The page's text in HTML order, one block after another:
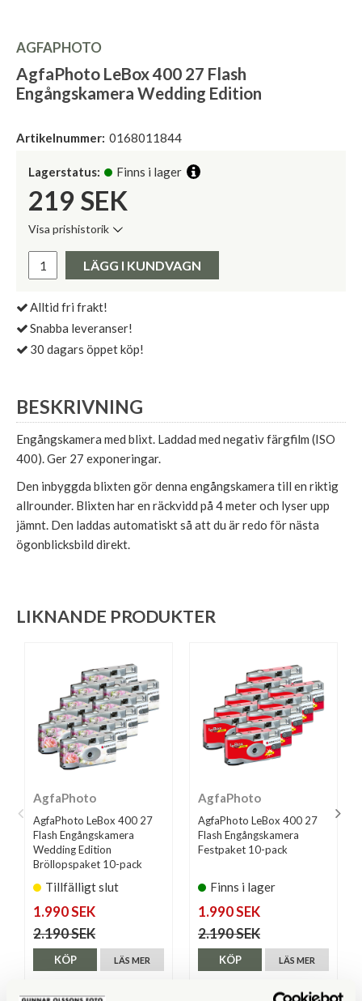
AGFAPHOTO
AgfaPhoto LeBox 400 27 Flash
Engångskamera Wedding Edition
Artikelnummer: 0168011844
Lagerstatus: Finns i lager
219 SEK
Visa prishistorik
Pris:
LÄGG I KUNDVAGN
Alltid fri frakt!
Snabba leveranser!
30 dagars öppet köp!
BESKRIVNING
Engångskamera med blixt. Laddad med negativ färgfilm (ISO
400). Ger 27 exponeringar.
Den inbyggda blixten gör denna engångskamera till en riktig
allrounder. Blixten har en räckvidd på 4 meter och lyser upp
jämnt. Den laddas automatiskt så att du är redo för nästa
ögonblicksbild direkt.
LIKNANDE PRODUKTER
AgfaPhoto
AgfaPhoto LeBox 400 27
Flash Engångskamera
Wedding Edition
Bröllopspaket 10-pack
Tillfälligt slut
1.990 SEK
2.190 SEK
LÄS MER
KÖP
AgfaPhoto
AgfaPhoto LeBox 400 27
Flash Engångskamera
Festpaket 10-pack
Finns i lager
1.990 SEK
2.190 SEK
LÄS MER
KÖP